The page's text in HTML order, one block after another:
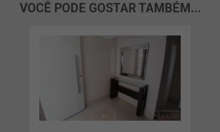
VOCÊ PODE GOSTAR TAMBÉM...